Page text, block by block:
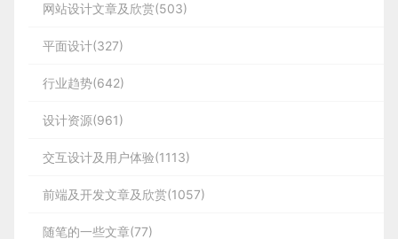
网站设计文章及欣赏(503)
平面设计(327)
行业趋势(642)
设计资源(961)
交互设计及用户体验(1113)
前端及开发文章及欣赏(1057)
随笔的一些文章(77)